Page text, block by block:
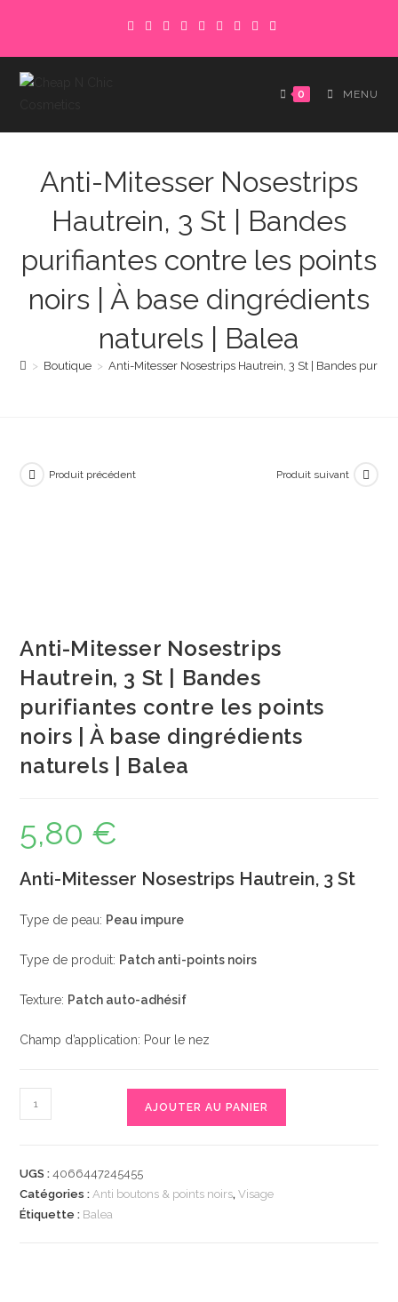
content
0 MENU
Anti-Mitesser Nosestrips
Hautrein, 3 St | Bandes
purifiantes contre les points
noirs | À base dingrédients
naturels | Balea
> Boutique > Anti-Mitesser Nosestrips Hautrein, 3 St | Bandes
Produit précédent Produit suivant
Anti-Mitesser Nosestrips
Hautrein, 3 St | Bandes
purifiantes contre les points
noirs | À base dingrédients
naturels | Balea
5,80 €
Anti-Mitesser Nosestrips Hautrein, 3 St
Type de peau: Peau impure
Type de produit: Patch anti-points noirs
Texture: Patch auto-adhésif
Champ d’application: Pour le nez
de
Nosestrips
Hautrein,
AJOUTER AU PANIER
UGS :4066447245455
Catégories :Anti boutons & points noirs,Visage
Étiquette : Balea